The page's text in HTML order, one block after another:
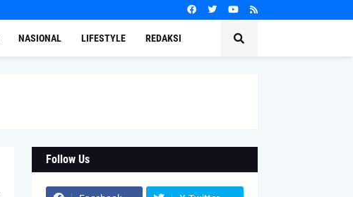
NASIONAL LIFESTYLE REDAKSI
Follow Us